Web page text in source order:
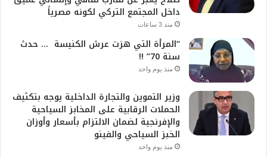
داخل المجتمع التركي لكونه مصرياً
منذ 3 ساعات
“المرأة التي هزت عرش الكنيسة … حدث
سنة 70” !!
منذ يوم واحد
وزير التموين والتجارة الداخلية يوجه بتكثيف
الحملات الرقابية على المخابز السياحية
والإفرنجية لضمان الالتزام بأسعار وأوزان
الخبز السياحي والفينو
منذ يوم واحد